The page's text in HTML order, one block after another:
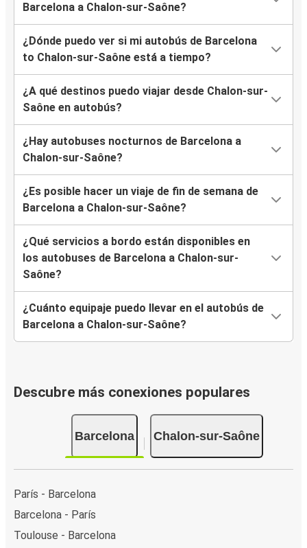
Barcelona a Chalon-sur-Saône?
¿Dónde puedo ver si mi autobús de Barcelona
to Chalon-sur-Saône está a tiempo?
¿A qué destinos puedo viajar desde Chalon-sur-
Saône en autobús?
¿Hay autobuses nocturnos de Barcelona a
Chalon-sur-Saône?
¿Es posible hacer un viaje de fin de semana de
Barcelona a Chalon-sur-Saône?
¿Qué servicios a bordo están disponibles en
los autobuses de Barcelona a Chalon-sur-
Saône?
¿Cuánto equipaje puedo llevar en el autobús de
Barcelona a Chalon-sur-Saône?
Descubre más conexiones populares
Barcelona Chalon-sur-Saône
París - Barcelona
Barcelona - París
Toulouse - Barcelona